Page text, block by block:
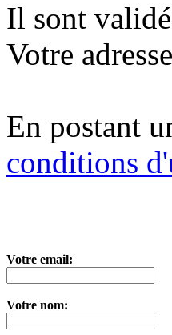
Il sont
Votre
En postant
conditions
Votre email:
Votre nom: